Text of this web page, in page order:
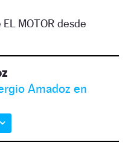
MOTOR desde
Amadoz en